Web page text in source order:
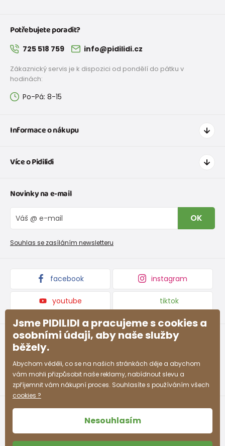
Potřebujete poradit?
725 518 759 info@pidilidi.cz
Zákaznický servis je k dispozici od pondělí do pátku v
hodinách:
Po-Pá: 8-15
Informace o nákupu
Doprava a platba
Tabulka velikostí obuvi
Vrácení zboží a reklamace
Reklamační řád
Nevyzvednutá objednávka na dobírku
Více o Pidilidi
O nás
Blog
Velkoobchod PiDiLiDi
Affiliate program
Kolekce zboží
Novinky na e-mail
OK
Souhlas se zasíláním newsletteru
facebook instagram
youtube tiktok
Jsme PIDILIDI a pracujeme s cookies a
osobními údaji, aby naše služby
běžely.
Abychom věděli, co se na našich stránkách děje a abychom
vám mohli přizpůsobit naše reklamy, nabídnout slevu a
zpříjemnit vám nákupní proces. Souhlasíte s používáním všech
cookies ?
Nesouhlasím